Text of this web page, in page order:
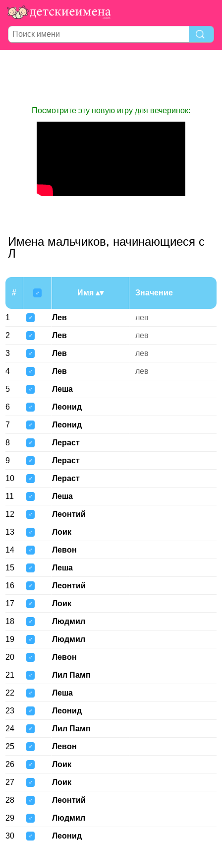
Посмотрите эту новую игру для вечеринок:
Имена мальчиков, начинающиеся с
Л
# ♂ Имя Значение
1 ♂ Лев лев
2 ♂ Лев лев
3 ♂ Лев лев
4 ♂ Лев лев
5 ♂ Леша
6 ♂ Леонид
7 ♂ Леонид
8 ♂ Лераст
9 ♂ Лераст
10 ♂ Лераст
11 ♂ Леша
12 ♂ Леонтий
13 ♂ Лоик
14 ♂ Левон
15 ♂ Леша
16 ♂ Леонтий
17 ♂ Лоик
18 ♂ Людмил
19 ♂ Людмил
20 ♂ Левон
21 ♂ Лил Памп
22 ♂ Леша
23 ♂ Леонид
24 ♂ Лил Памп
25 ♂ Левон
26 ♂ Лоик
27 ♂ Лоик
28 ♂ Леонтий
29 ♂ Людмил
30 ♂ Леонид